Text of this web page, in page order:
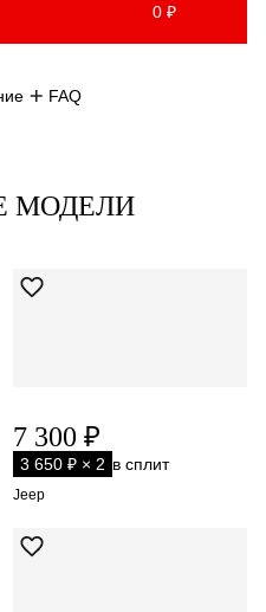
0 ₽
FAQ
МОДЕЛИ
7 300 ₽
3 650 ₽ × 2 в сплит
Jeep